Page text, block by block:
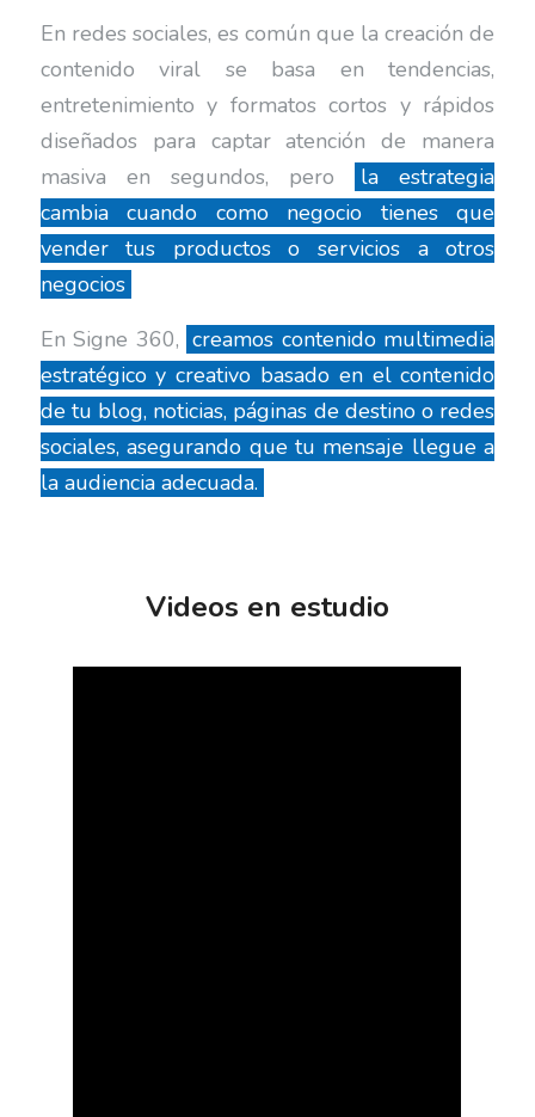
En redes sociales, es común que la creación de
contenido viral se basa en tendencias,
entretenimiento y formatos cortos y rápidos
diseñados para captar atención de manera
masiva en segundos, pero
la estrategia
cambia cuando como negocio tienes que
vender tus productos o servicios a otros
negocios
En Signe 360, creamos contenido multimedia
estratégico y creativo basado en el contenido
de tu blog, noticias, páginas de destino o redes
sociales, asegurando que tu mensaje llegue a
la audiencia adecuada.
Videos en estudio